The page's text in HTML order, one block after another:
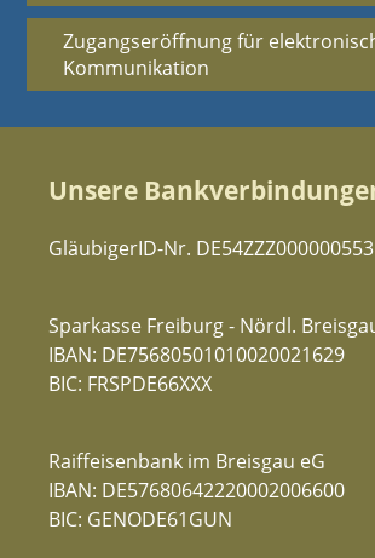
Zugangseröffnung für
Kommunikation
Unsere
GläubigerID-Nr.
Sparkasse Freiburg - Nördl.
IBAN: DE75680501010020021629
BIC: FRSPDE66XXX
Raiffeisenbank im Breisgau eG
IBAN: DE57680642220002006600
BIC: GENODE61GUN